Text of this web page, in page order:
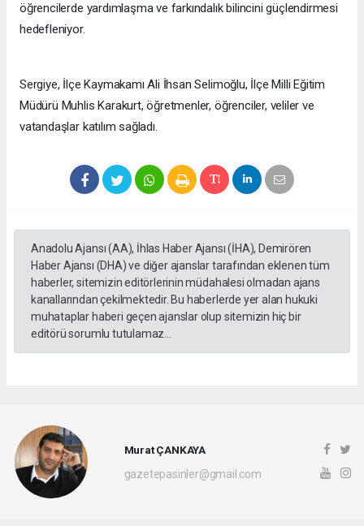
öğrencilerde yardımlaşma ve farkındalık bilincini güçlendirmesi
hedefleniyor.
Sergiye, İlçe Kaymakamı Ali İhsan Selimoğlu, İlçe Milli Eğitim
Müdürü Muhlis Karakurt, öğretmenler, öğrenciler, veliler ve
vatandaşlar katılım sağladı.
Anadolu Ajansı (AA), İhlas Haber Ajansı (İHA), Demirören
Haber Ajansı (DHA) ve diğer ajanslar tarafından eklenen tüm
haberler, sitemizin editörlerinin müdahalesi olmadan ajans
kanallarından çekilmektedir. Bu haberlerde yer alan hukuki
muhataplar haberi geçen ajanslar olup sitemizin hiç bir
editörü sorumlu tutulamaz...
Murat ÇANKAYA
gazetepasinler@gmail.com